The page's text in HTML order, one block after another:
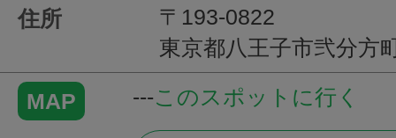
住所
〒193-0822
東京都八王子市弐分方
MAP ---このスポットに行く